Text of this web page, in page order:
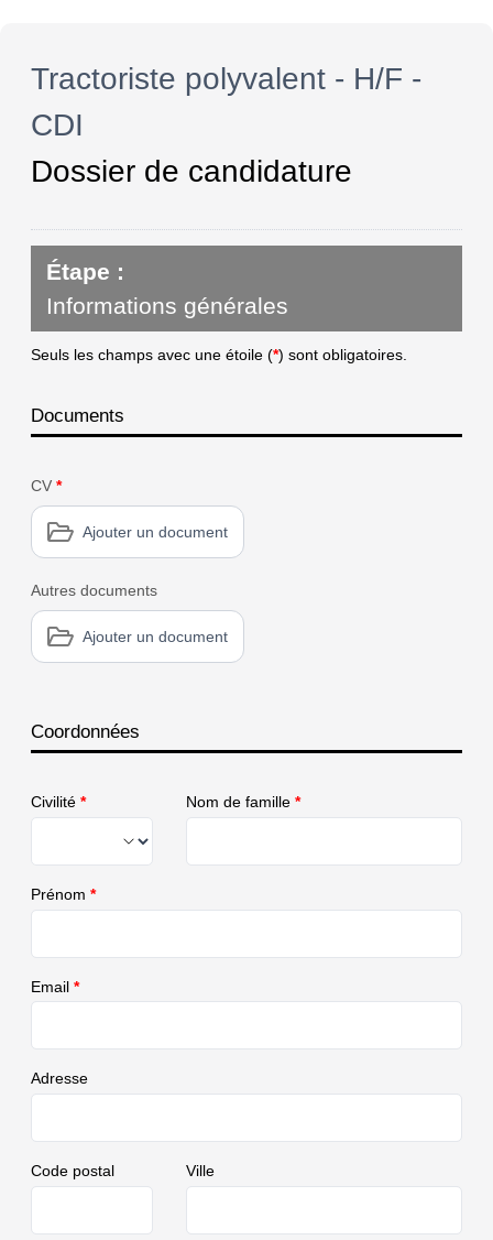
Tractoriste polyvalent - H/F -
CDI
Dossier de candidature
Étape :
Informations générales
Seuls les champs avec une étoile (*) sont obligatoires.
Documents
CV *
Ajouter un document
Autres documents
Ajouter un document
Coordonnées
Civilité * Nom de famille *
Prénom *
Email *
Adresse
Code postal Ville